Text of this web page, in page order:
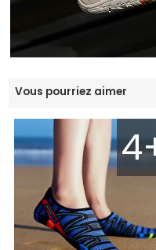
Vous pourriez aimer